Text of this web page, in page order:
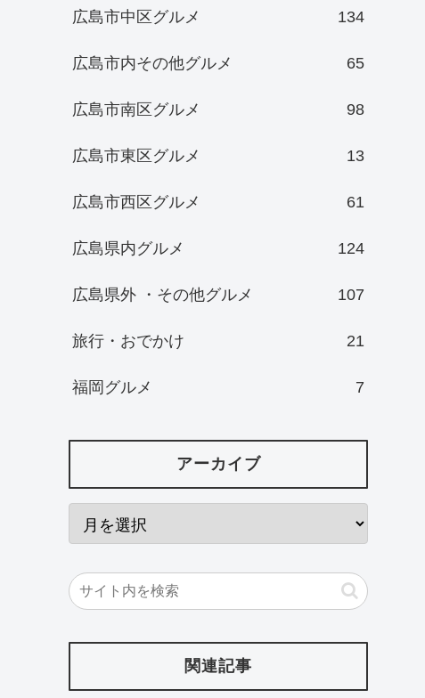
広島市中区グルメ 134
広島市内その他グルメ 65
広島市南区グルメ 98
広島市東区グルメ 13
広島市西区グルメ 61
広島県内グルメ 124
広島県外 ・その他グルメ 107
旅行・おでかけ 21
福岡グルメ 7
アーカイブ
関連記事